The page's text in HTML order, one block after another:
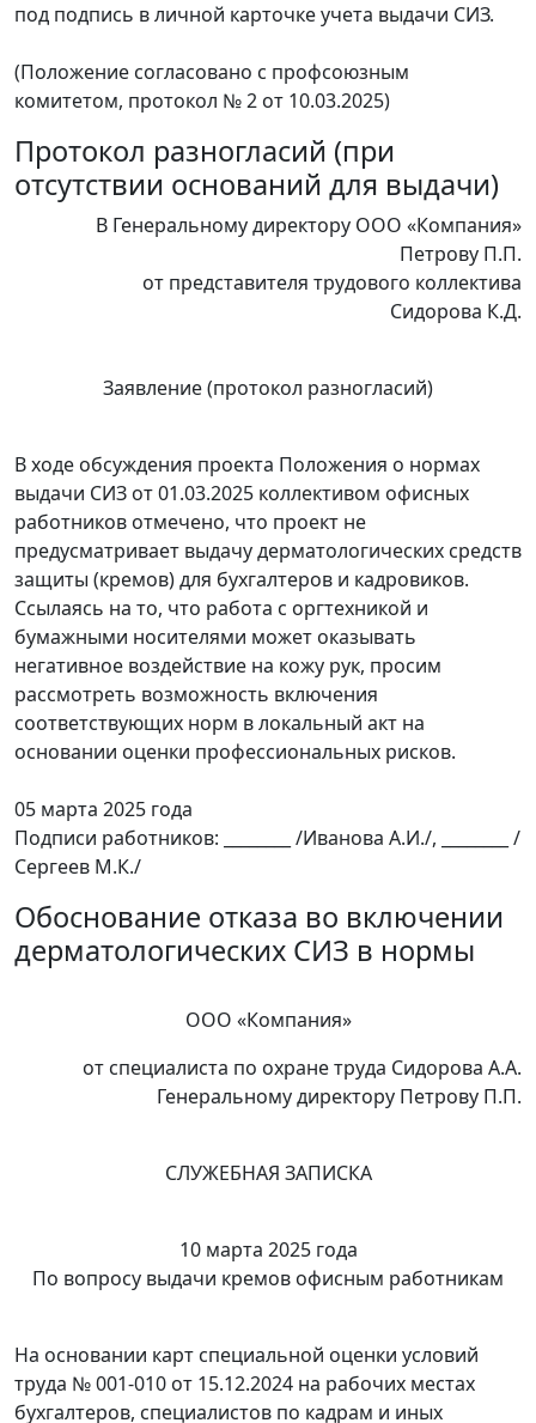
под подпись в личной карточке учета выдачи СИЗ.
(Положение согласовано с профсоюзным
комитетом, протокол № 2 от 10.03.2025)
Протокол разногласий (при
отсутствии оснований для выдачи)
В Генеральному директору ООО «Компания»
Петрову П.П.
от представителя трудового коллектива
Сидорова К.Д.
Заявление (протокол разногласий)
В ходе обсуждения проекта Положения о нормах
выдачи СИЗ от 01.03.2025 коллективом офисных
работников отмечено, что проект не
предусматривает выдачу дерматологических средств
защиты (кремов) для бухгалтеров и кадровиков.
Ссылаясь на то, что работа с оргтехникой и
бумажными носителями может оказывать
негативное воздействие на кожу рук, просим
рассмотреть возможность включения
соответствующих норм в локальный акт на
основании оценки профессиональных рисков.
05 марта 2025 года
Подписи работников: ________ /Иванова А.И./, ________ /
Сергеев М.К./
Обоснование отказа во включении
дерматологических СИЗ в нормы
ООО «Компания»
от специалиста по охране труда Сидорова А.А.
Генеральному директору Петрову П.П.
СЛУЖЕБНАЯ ЗАПИСКА
10 марта 2025 года
По вопросу выдачи кремов офисным работникам
На основании карт специальной оценки условий
труда № 001-010 от 15.12.2024 на рабочих местах
бухгалтеров, специалистов по кадрам и иных